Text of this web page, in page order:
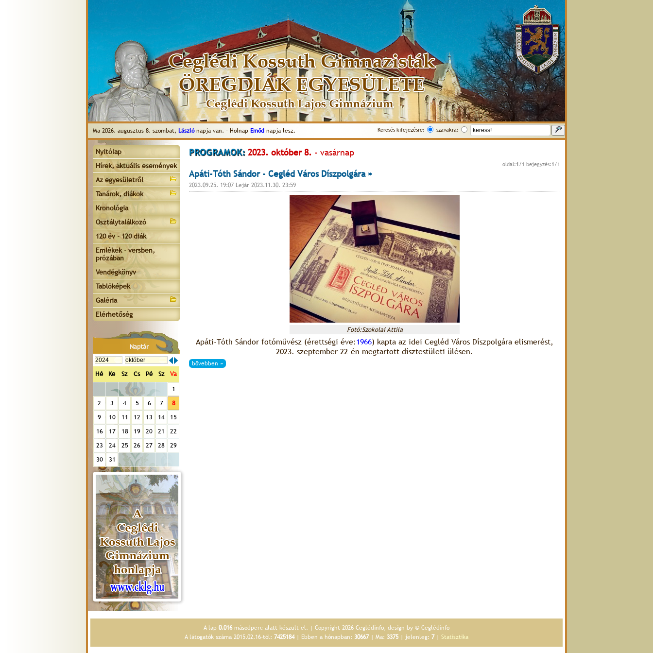
Ma 2026. augusztus 8. szombat, Lászlónapja van. - Holnap Emőd napja lesz. Keresés kifejezésre: szavakra:
Nyitólap
Hírek, aktuális események
Az egyesületről
Tanárok, diákok
Kronológia
Osztálytalálkozó
120 év - 120 diák
Emlékek - versben,
prózában
Vendégkönyv
Tablóképek
Galéria
Elérhetőség
Naptár
Hé Ke Sz Cs Pé Sz Va
1
2
3 4 5 6 7
8
9
10 11 12 13 14
15
16
17 18 19 20 21
22
23
24 25 26 27 28
29
30
31
PROGRAMOK: 2023. október 8. - vasárnap
oldal:1 /1 bejegyzés:1 /1
Apáti-Tóth Sándor - Cegléd Város Díszpolgára »
2023.09.25. 19:07 Lejár 2023.11.30. 23:59
Fotó:Szokolai Attila
Apáti-Tóth Sándor fotóművész (érettségi éve:1966) kapta az idei Cegléd Város Díszpolgára elismerést,
2023. szeptember 22-én megtartott dísztestületi ülésen.
bővebben »
A lap 0.016másodperc alatt készült el. | Copyright 2026 Ceglédinfo, design by © Ceglédinfo
A látogatók száma 2015.02.16-tól: 7425184| Ebben a hónapban: 30667| Ma: 3375 | jelenleg: 7| Statisztika